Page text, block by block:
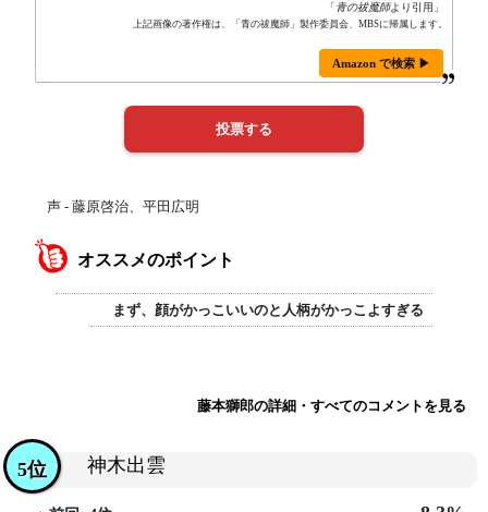
「青の祓魔師より引用」
上記画像の著作権は、「青の祓魔師」製作委員会、MBSに帰属します。
Amazon で検索 ▶
声 - 藤原啓治、平田広明
オススメのポイント
まず、顔がかっこいいのと人柄がかっこよすぎる
藤本獅郎の詳細・すべてのコメントを見る
神木出雲
5位